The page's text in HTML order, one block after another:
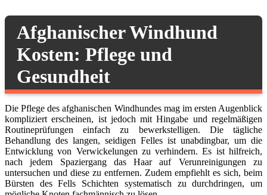
Afghanischer Windhund
Kosten: Pflege und
Gesundheit
Die Pflege des afghanischen Windhundes mag im ersten Augenblick
kompliziert erscheinen, ist jedoch mit Hingabe und regelmäßigen
Routineprüfungen einfach zu bewerkstelligen. Die tägliche
Behandlung des langen, seidigen Felles ist unabdingbar, um die
Entwicklung von Verwickelungen zu verhindern. Es ist hilfreich,
nach jedem Spaziergang das Haar auf Verunreinigungen zu
untersuchen und diese zu entfernen. Zudem empfiehlt es sich, beim
Bürsten des Fells Schichten systematisch zu durchdringen, um